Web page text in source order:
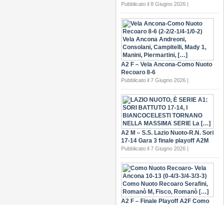
Pubblicato il 8 Giugno 2026 |
A2 F – Vela Ancona-Como Nuoto
Recoaro 8-6
Pubblicato il 7 Giugno 2026 |
A2 M – S.S. Lazio Nuoto-R.N. Sori
17-14 Gara 3 finale playoff A2M
Pubblicato il 7 Giugno 2026 |
A2 F – Finale Playoff A2F Como